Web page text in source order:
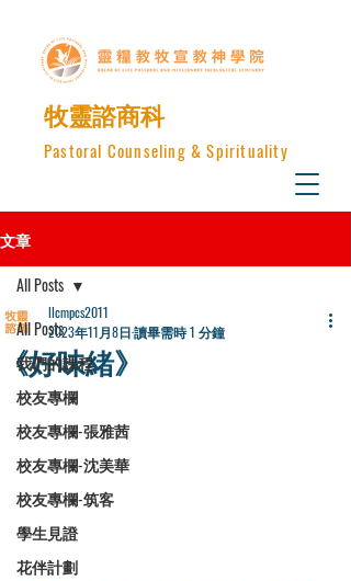
​牧靈諮商科
Pastoral Counseling & Spirituality
文章
All Posts
我們的課程
校友專欄
校友專欄-張雅茜
校友專欄-沈美華
校友專欄-筑客
學生見證
花伴計劃
All Posts
《好味緒》
llcmpcs2011
2023年11月8日讀畢需時 1 分鐘